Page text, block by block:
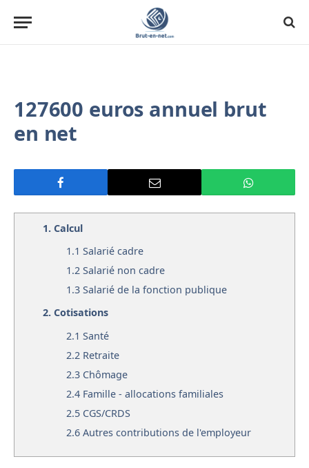
127600 euros annuel brut
en net
1. Calcul
1.1 Salarié cadre
1.2 Salarié non cadre
1.3 Salarié de la fonction publique
2. Cotisations
2.1 Santé
2.2 Retraite
2.3 Chômage
2.4 Famille - allocations familiales
2.5 CGS/CRDS
2.6 Autres contributions de l'employeur